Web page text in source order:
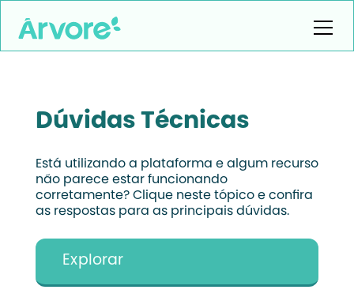
Dúvidas Técnicas
Está utilizando a plataforma e algum recurso
não parece estar funcionando
corretamente? Clique neste tópico e confira
as respostas para as principais dúvidas.
Explorar